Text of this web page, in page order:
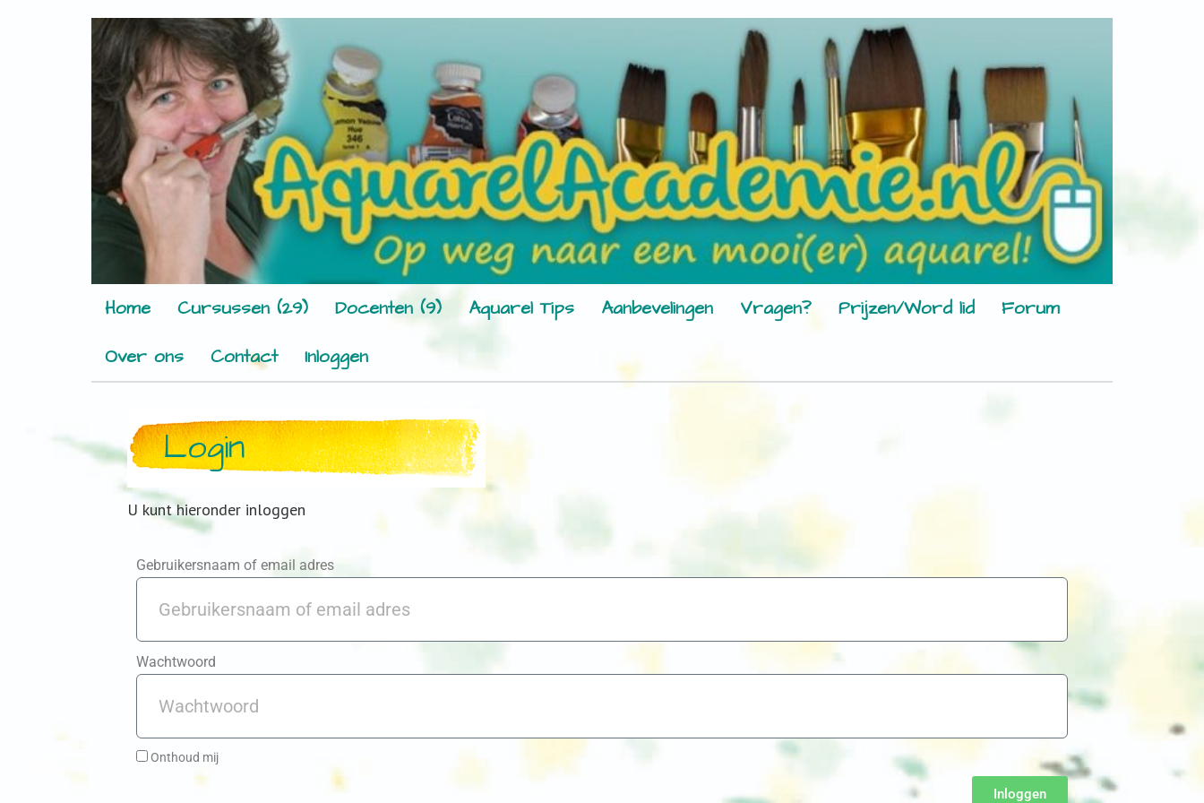
Home Cursussen (29) Docenten (9) Aquarel Tips Aanbevelingen Vragen? Prijzen/Word lid
Forum
Over ons
Contact Inloggen
Login
U kunt hieronder inloggen
Gebruikersnaam of email adres
Wachtwoord
Onthoud mij
Inloggen